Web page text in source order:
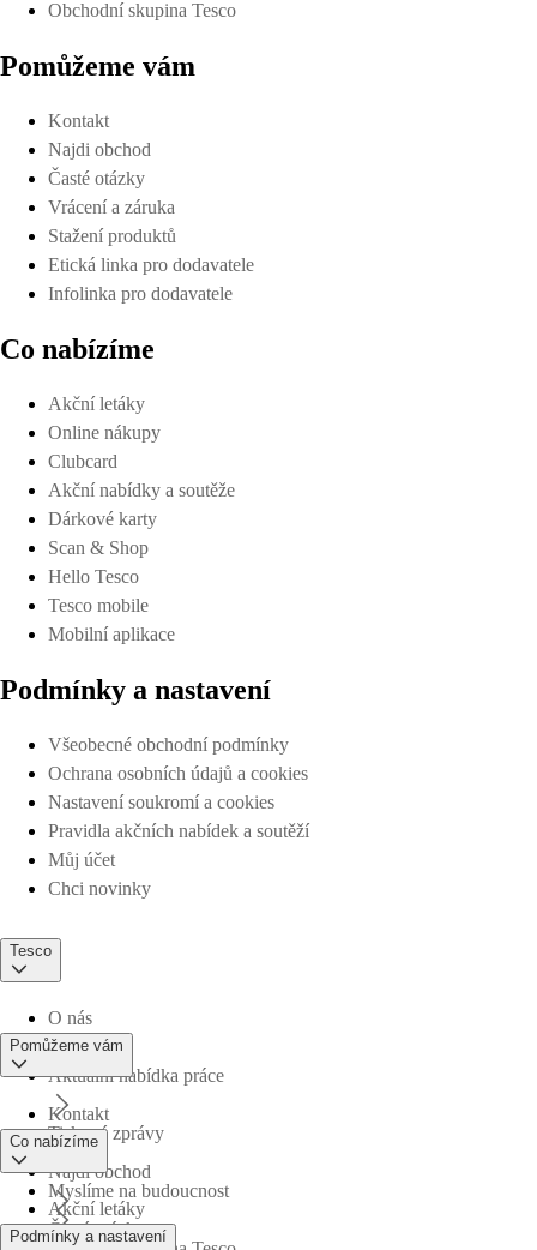
Obchodní skupina Tesco
Pomůžeme vám
Kontakt
Najdi obchod
Časté otázky
Vrácení a záruka
Stažení produktů
Etická linka pro dodavatele
Infolinka pro dodavatele
Co nabízíme
Akční letáky
Online nákupy
Clubcard
Akční nabídky a soutěže
Dárkové karty
Scan & Shop
Hello Tesco
Tesco mobile
Mobilní aplikace
Podmínky a nastavení
Všeobecné obchodní podmínky
Ochrana osobních údajů a cookies
Nastavení soukromí a cookies
Pravidla akčních nabídek a soutěží
Můj účet
Chci novinky
Tesco
O nás
Aktuální nabídka práce
Tiskové zprávy
Myslíme na budoucnost
Pomůžeme vám
Kontakt
Najdi obchod
Časté otázky
Co nabízíme
Akční letáky
Podmínky a nastavení